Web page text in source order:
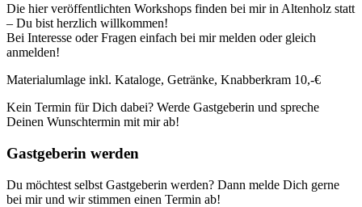
Die hier veröffentlichten Workshops finden bei mir in Altenholz statt
– Du bist herzlich willkommen!
Bei Interesse oder Fragen einfach bei mir melden oder gleich
anmelden!
Materialumlage inkl. Kataloge, Getränke, Knabberkram 10,-€
Kein Termin für Dich dabei? Werde Gastgeberin und spreche
Deinen Wunschtermin mit mir ab!
Gastgeberin werden
Du möchtest selbst Gastgeberin werden? Dann melde Dich gerne
bei mir und wir stimmen einen Termin ab!